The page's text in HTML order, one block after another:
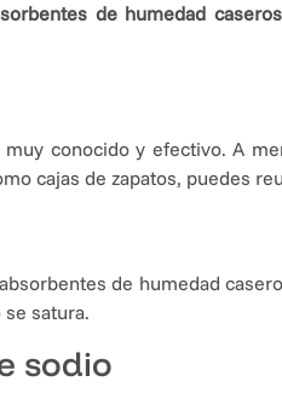
de humedad
conocido y efectivo. A
cajas de zapatos, puedes
de humedad
satura.
sodio